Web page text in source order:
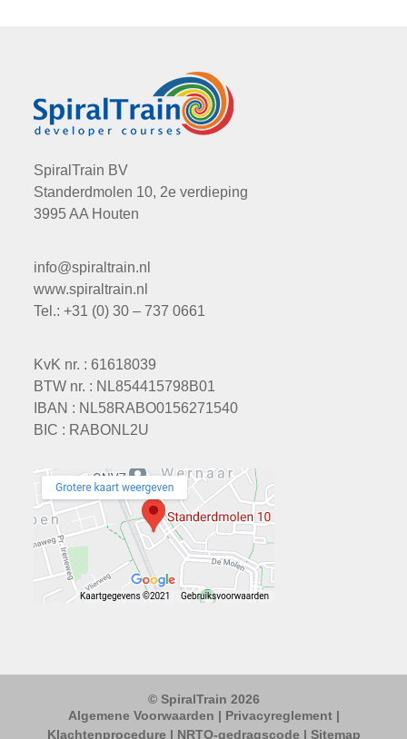
SpiralTrain BV
Standerdmolen 10, 2e verdieping
3995 AA Houten
info@spiraltrain.nl
www.spiraltrain.nl
Tel.: +31 (0) 30 – 737 0661
KvK nr. : 61618039
BTW nr. : NL854415798B01
IBAN : NL58RABO0156271540
BIC : RABONL2U
© SpiralTrain 2026
Algemene Voorwaarden | Privacyreglement|
Klachtenprocedure | NRTO-gedragscode | Sitemap